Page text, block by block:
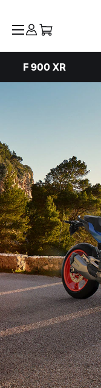
F 900 XR